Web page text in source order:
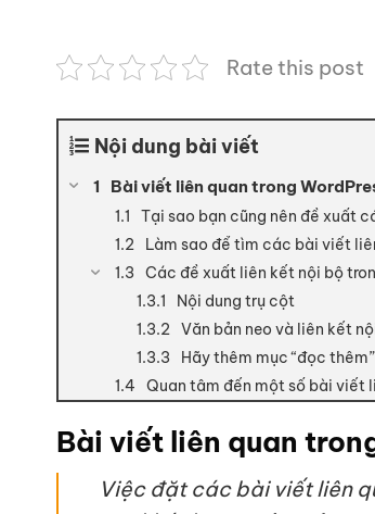
Rate this post
Nội dung bài viết
Bài viết liên quan trong
Tại sao bạn cũng nên đề xuất
Làm sao để tìm các bài viết
Các đề xuất liên kết nội bộ
Nội dung trụ cột
Văn bản neo và liên kết
Hãy thêm mục “đọc
Quan tâm đến một số bài viết
Bài viết liên quan
Việc đặt các bài viết liên